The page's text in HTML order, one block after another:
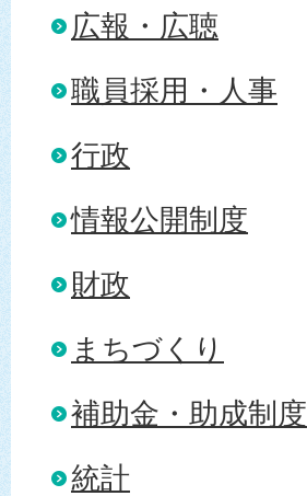
広報・広聴
職員採用・人事
行政
情報公開制度
財政
まちづくり
補助金・助成制度
統計